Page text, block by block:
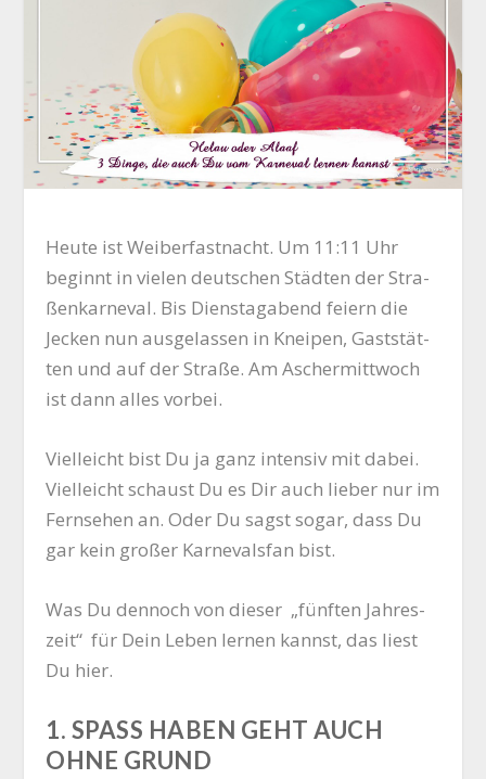
Heu­te ist Wei­ber­fast­nacht. Um 11:11 Uhr
beginnt in vie­len deut­schen Städ­ten der Stra­
ßen­kar­ne­val. Bis Diens­tag­abend fei­ern die
Jecken nun aus­ge­las­sen in Knei­pen, Gast­stät­
ten und auf der Stra­ße. Am Ascher­mitt­woch
ist dann alles vorbei.
Viel­leicht bist Du ja ganz inten­siv mit dabei.
Viel­leicht schaust Du es Dir auch lie­ber nur im
Fern­se­hen an. Oder Du sagst sogar, dass Du
gar kein gro­ßer Kar­ne­vals­fan bist.
Was Du den­noch von die­ser „fünf­ten Jah­res­
zeit“ für Dein Leben ler­nen kannst, das liest
Du hier.
1. SPASS HABEN GEHT AUCH O
HNE GRUND